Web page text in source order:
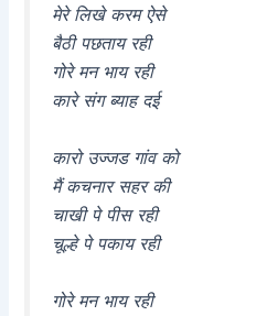
मेरे लिखे करम ऐसे
बैठी पछताय रही
गोरे मन भाय रही
कारे संग ब्याह दई
कारो उज्जड गांव को
मैं कचनार सहर की
चाखी पे पीस रही
चूल्हे पे पकाय रही
गोरे मन भाय रही